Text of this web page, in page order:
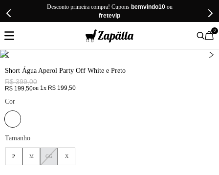
Desconto primeira compra! Cupons bemvindo10ou
fretevip
0
Short Água Aperol Party Off White e Preto
R$ 399,00
R$ 199,50ou 1x R$ 199,50
Cor
Tamanho
P M GG X